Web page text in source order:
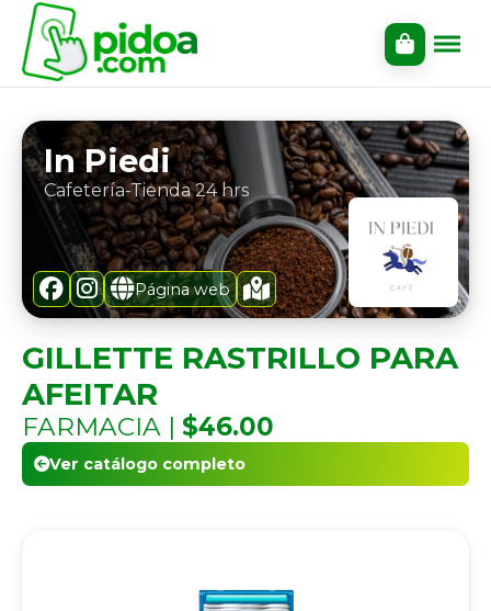
In Piedi
Cafetería-Tienda 24 hrs
Página web
GILLETTE RASTRILLO PARA
AFEITAR
FARMACIA | $46.00
Ver catálogo completo